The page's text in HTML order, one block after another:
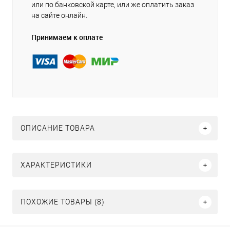
или по банковской карте, или же оплатить заказ
на сайте онлайн.
Принимаем к оплате
ОПИСАНИЕ ТОВАРА
ХАРАКТЕРИСТИКИ
ПОХОЖИЕ ТОВАРЫ (8)